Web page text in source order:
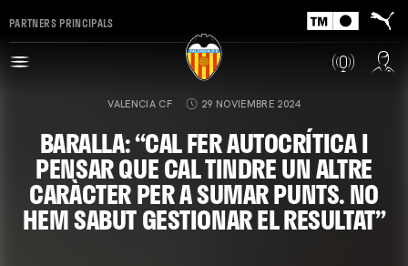
PARTNERS PRINCIPALS
VALENCIA CF 29 NOVIEMBRE 2024
BARALLA: “CAL FER AUTOCRÍTICA I
PENSAR QUE CAL TINDRE UN ALTRE
CARÀCTER PER A SUMAR PUNTS. NO
HEM SABUT GESTIONAR EL RESULTAT”